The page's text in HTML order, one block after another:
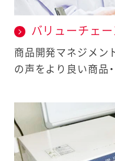
バリューチェ
商品開発マネジメン
の声をより良い商品